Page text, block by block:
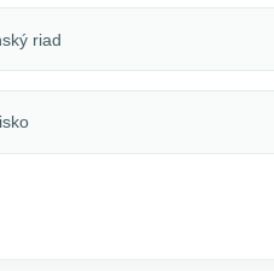
riad